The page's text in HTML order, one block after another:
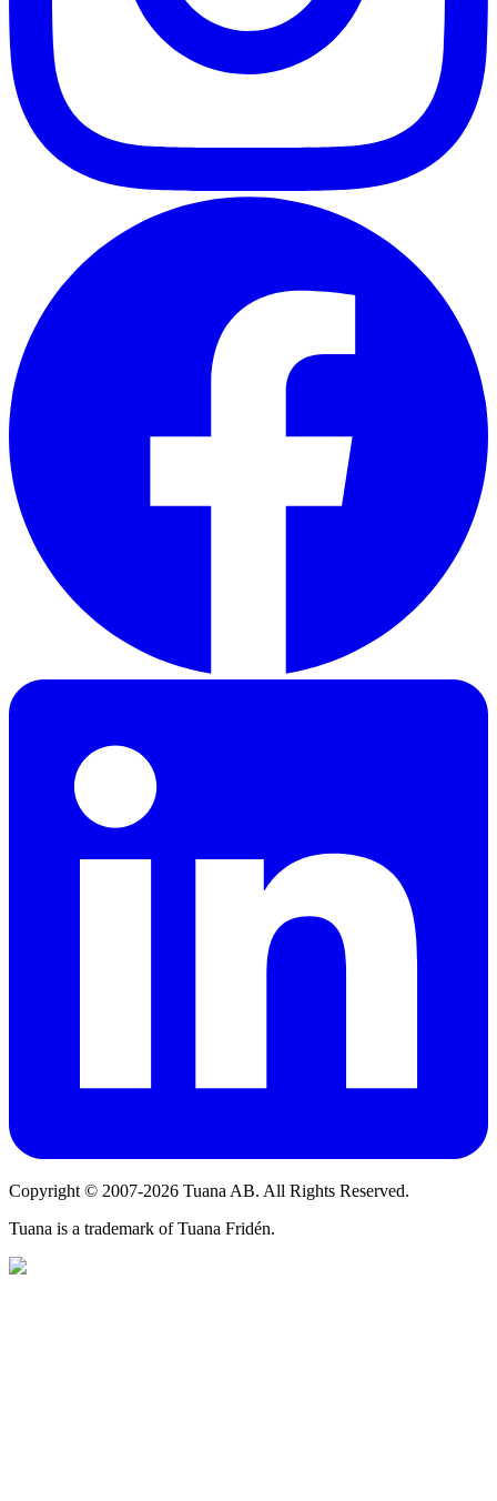
Copyright © 2007-2026 Tuana AB. All Rights Reserved.
Tuana is a trademark of Tuana Fridén.